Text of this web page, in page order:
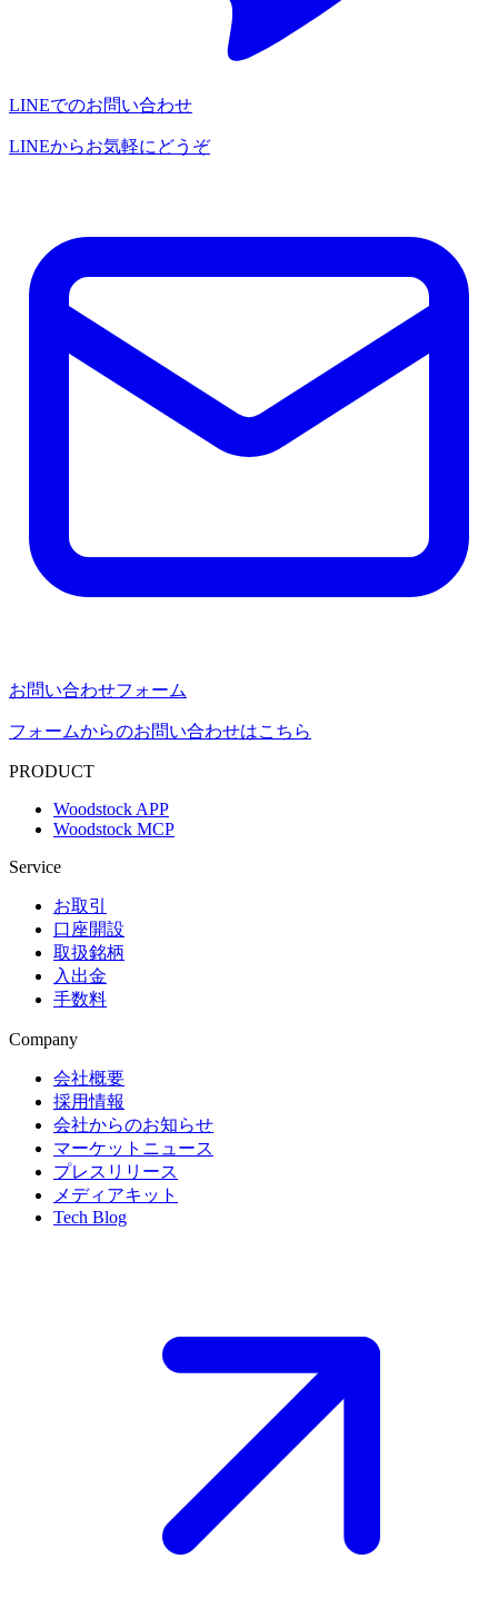
LINEでのお問い合わせ
LINEからお気軽にどうぞ
お問い合わせフォーム
フォームからのお問い合わせはこちら
PRODUCT
Woodstock APP
Woodstock MCP
Service
お取引
口座開設
取扱銘柄
入出金
手数料
Company
会社概要
採用情報
会社からのお知らせ
マーケットニュース
プレスリリース
メディアキット
Tech Blog